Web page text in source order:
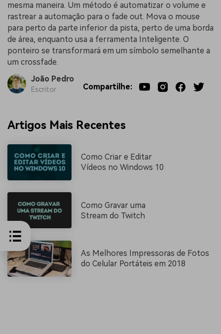
mesma maneira. Um método é automatizar o volume e
rastrear a automação para o fade out. Mova o mouse
para perto da parte inferior da pista, perto de uma borda
de área, enquanto usa a ferramenta Inteligente. O
ponteiro se transformará em um símbolo semelhante a
um crossfade.
João Pedro
Escritor Compartilhe:
Artigos Mais Recentes
Como Criar e Editar
Vídeos no Windows 10
Como Gravar uma
Stream do Twitch
As Melhores Impressoras de Fotos
do Celular Portáteis em 2018